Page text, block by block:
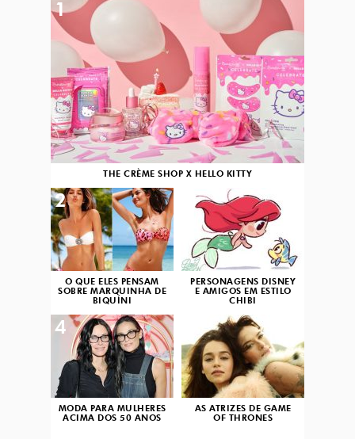
THE CRÈME SHOP X HELLO KITTY
1
O QUE ELES PENSAM
SOBRE MARQUINHA DE
BIQUÍNI
2
PERSONAGENS DISNEY
E AMIGOS EM ESTILO
CHIBI
3
MODA PARA MULHERES
ACIMA DOS 50 ANOS
4
AS ATRIZES DE GAME
OF THRONES